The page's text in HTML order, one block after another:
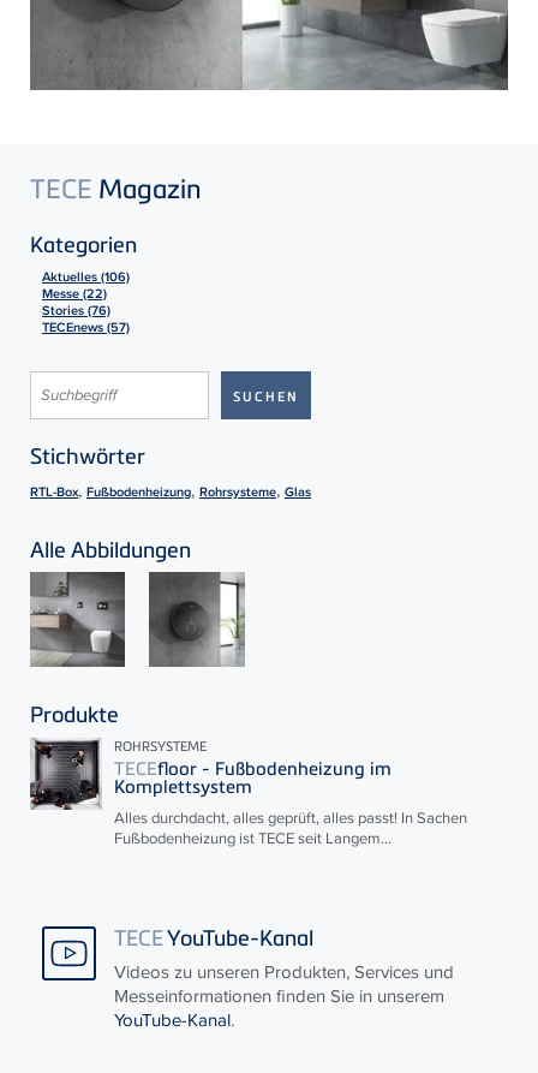
TECE Magazin
Kategorien
Aktuelles (106)
Messe (22)
Stories (76)
TECEnews (57)
Stichwörter
RTL-Box, Fußbodenheizung, Rohrsysteme, Glas
Alle Abbildungen
Produkte
ROHRSYSTEME
TECEfloor - Fußbodenheizung im
Komplettsystem
Alles durchdacht, alles geprüft, alles passt! In Sachen
Fußbodenheizung istTECEseit Langem...
TECEYouTube-Kanal
Videos zu unseren Produkten, Services und
Messeinformationen finden Sie in unserem
YouTube-Kanal.